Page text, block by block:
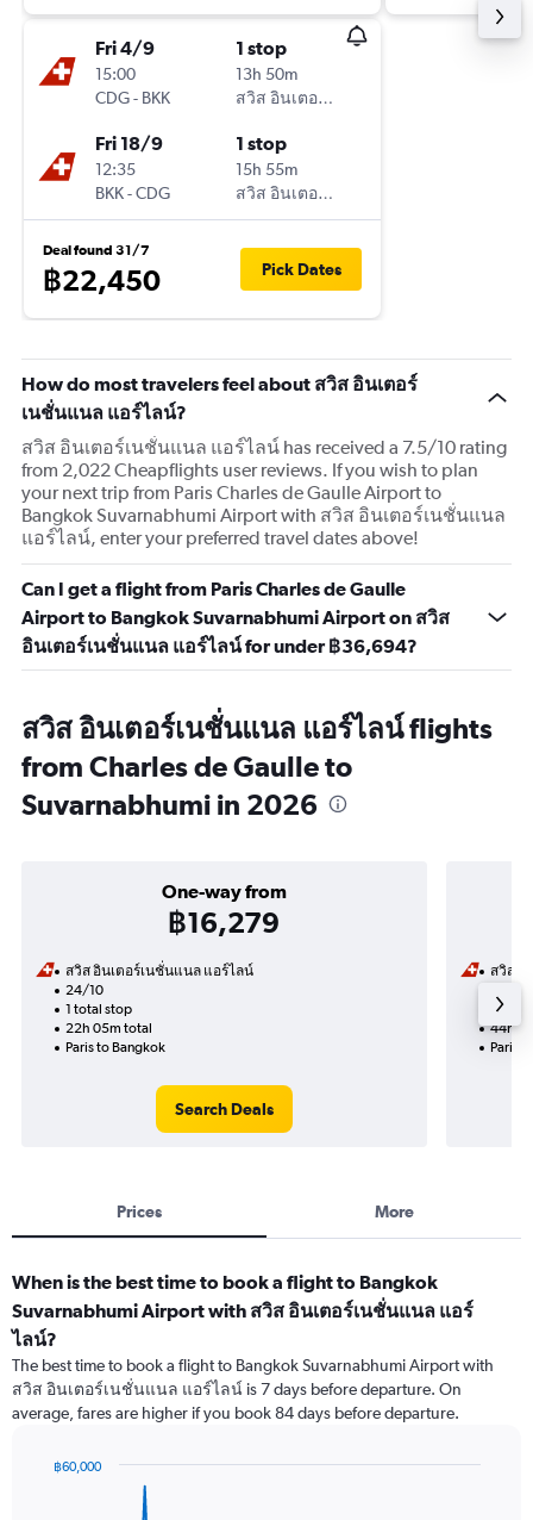
Fri 4/9
15:00
CDG- BKK
1 stop
13h 50m
สวิส อินเตอร์เนชั่นแนล แอร์ไลน์
Fri 18/9
12:35
BKK-CDG
1 stop
15h 55m
สวิส อินเตอร์เนชั่นแนล แอร์ไลน์
Deal found 31/7
฿22,450 Pick Dates
How do most travelers feel about สวิส อินเตอร์
เนชั่นแนล แอร์ไลน์?
สวิส อินเตอร์เนชั่นแนล แอร์ไลน์ has received a 7.5/10 rating
from 2,022 Cheapflights user reviews. If you wish to plan
your next trip from Paris Charles de Gaulle Airport to
Bangkok Suvarnabhumi Airport with สวิส อินเตอร์เนชั่นแนล
แอร์ไลน์, enter your preferred travel dates above!
Can I get a flight from Paris Charles de Gaulle
Airport to Bangkok Suvarnabhumi Airport on สวิส
อินเตอร์เนชั่นแนล แอร์ไลน์ for under ฿36,694?
สวิส อินเตอร์เนชั่นแนล แอร์ไลน์ flights
from Charles de Gaulle to
Suvarnabhumi in 2026
One-way from
฿16,279
สวิส อินเตอร์เนชั่นแนล แอร์ไลน์
24/10
1 total stop
22h 05m total
Paris to Bangkok
Search Deals
สวิส อิ
2
44h
Paris
Prices More
When is the best time to book a flight to Bangkok
Suvarnabhumi Airport with สวิส อินเตอร์เนชั่นแนล แอร์
ไลน์?
The best time to book a flight to Bangkok Suvarnabhumi Airport with
สวิส อินเตอร์เนชั่นแนล แอร์ไลน์ is 7 days before departure. On
average, fares are higher if you book 84 days before departure.
฿60,000